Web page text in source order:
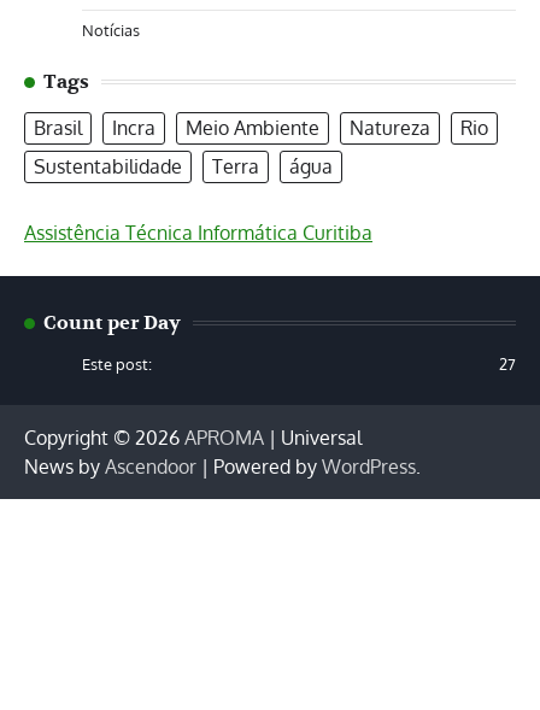
Notícias
Tags
Brasil
Incra Meio Ambiente Natureza
Rio
Sustentabilidade
Terra água
Assistência Técnica Informática Curitiba
Count per Day
27
Este post:
Copyright © 2026 APROMA | Universal
News by Ascendoor | Powered by WordPress